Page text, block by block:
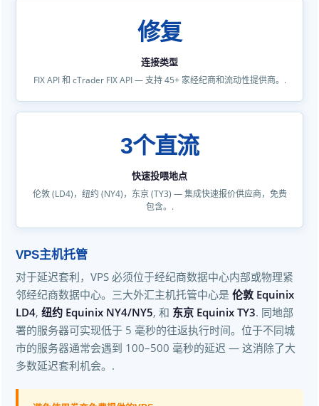
修复
连接类型
FIX API 和 cTrader FIX API — 支持 45+ 家经纪商和流动性提供商。.
3个直流
快速投喂地点
伦敦 (LD4)，纽约 (NY4)，东京 (TY3) — 集成快速报价供应商，免费
包含。.
VPS主机托管
对于延迟套利，VPS 必须位于经纪商数据中心内部或物理紧
邻经纪商数据中心。三大外汇主机托管中心是 伦敦 Equinix
LD4, 纽约 Equinix NY4/NY5, 和 东京 Equinix TY3. 同地部
署的服务器可实现低于 5 毫秒的往返执行时间。位于不同城
市的服务器通常会遇到 100–500 毫秒的延迟 — 这消除了大
多数延迟套利机会。.